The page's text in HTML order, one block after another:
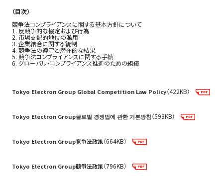
私の行動指針
（目次）
競争法コンプライアンスに関する基本方針について
1. 反競争的な協定および行為
2. 市場支配的地位の濫用
3. 企業結合に関する統制
4. 競争法の遵守と潜在的な結果
5. 競争法コンプライアンスに関する手続
6. グローバル・コンプライアンス推進のための組織
Tokyo Electron Group Global Competition Law Policy（422KB）
Tokyo Electron Group글로벌 경쟁법에 관한 기본방침（593KB）
Tokyo Electron Group竞争法政策（664KB）
Tokyo Electron Group競爭法政策（796KB）